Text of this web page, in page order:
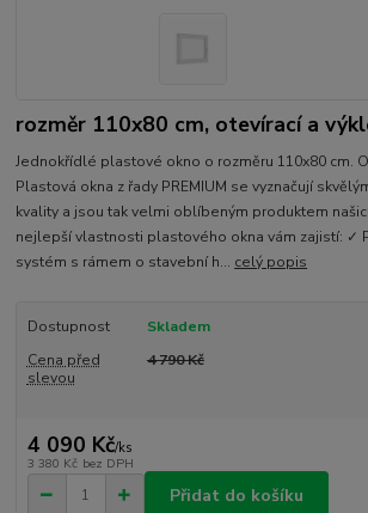
rozměr 110x80 cm, otevírací a
Jednokřídlé plastové okno o rozměru 110x80 cm.
Plastová okna z řady PREMIUM se vyznačují
kvality a jsou tak velmi oblíbeným produktem
nejlepší vlastnosti plastového okna vám zajistí: ✓
systém s rámem o stavební h... celý popis
Dostupnost
Skladem
Cena před
slevou
4 790 Kč
4 090 Kč/ks
3 380 Kč bez DPH
Přidat do košíku